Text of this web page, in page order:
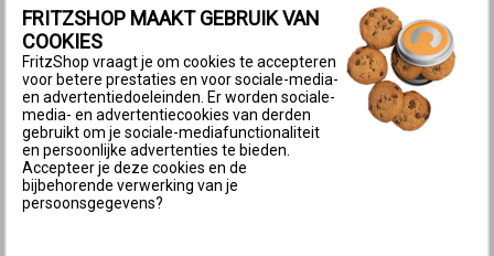
Wi-Fi-netwerk beïnvloed door deMesh Master
het Wi-Fi-apparaat een wisselverzoek stuurt. De
beslissing om te wisselen ligt echter bij het Wi-Fi-
apparaat zelf.
Voorwaarden voor Mesh Wi-Fi steering
De FRITZ!Box is in de fabrieksinstellingen zo
ingesteld, dat de FRITZ!Box als
FRITZSHOP MAAKT GEBRUIK VAN
COOKIES
FritzShop vraagt je om cookies te accepteren
voor betere prestaties en voor sociale-media-
en advertentiedoeleinden. Er worden sociale-
media- en advertentiecookies van derden
gebruikt om je sociale-mediafunctionaliteit
en persoonlijke advertenties te bieden.
Accepteer je deze cookies en de
bijbehorende verwerking van je
persoonsgegevens?